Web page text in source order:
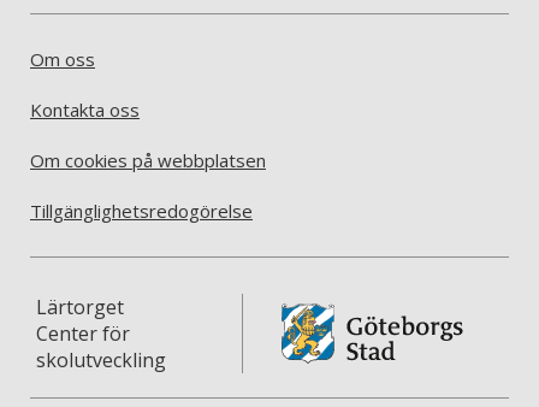
Om oss
Kontakta oss
Om cookies på webbplatsen
Tillgänglighetsredogörelse
Lärtorget
Center för
skolutveckling